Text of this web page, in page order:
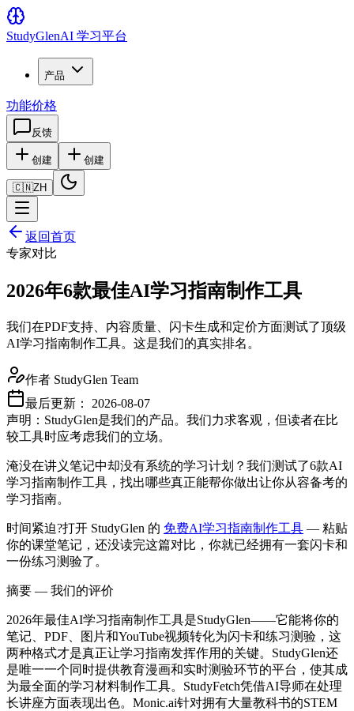
StudyGlenAI 学习平台
产品
功能价格
反馈
创建 创建
🇨🇳ZH
返回首页
专家对比
2026年6款最佳AI学习指南制作工具
我们在PDF支持、内容质量、闪卡生成和定价方面测试了顶级
AI学习指南制作工具。这是我们的真实排名。
作者 StudyGlen Team
最后更新：
2026-08-07
声明：StudyGlen是我们的产品。我们力求客观，但读者在比
较工具时应考虑我们的立场。
淹没在讲义笔记中却没有系统的学习计划？我们测试了6款AI
学习指南制作工具，找出哪些真正能帮你做出让你从容备考的
学习指南。
时间紧迫?打开 StudyGlen 的 免费AI学习指南制作工具 — 粘贴
你的课堂笔记，还没读完这篇对比，你就已经拥有一套闪卡和
一份练习测验了。
摘要 — 我们的评价
2026年最佳AI学习指南制作工具是StudyGlen——它能将你的
笔记、PDF、图片和YouTube视频转化为闪卡和练习测验，这
两种格式才是真正让学习指南发挥作用的关键。StudyGlen还
是唯一一个同时提供教育漫画和实时测验环节的平台，使其成
为最全面的学习材料制作工具。StudyFetch凭借AI导师在处理
长讲座方面表现出色。Monic.ai针对拥有大量教科书的STEM